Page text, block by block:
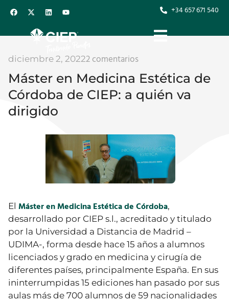
+34 657 671 540
diciembre 2, 20222 comentarios
Máster en Medicina Estética de
Córdoba de CIEP: a quién va
dirigido
El Máster en Medicina Estética de Córdoba,
desarrollado por CIEP s.l., acreditado y titulado
por la Universidad a Distancia de Madrid –
UDIMA-, forma desde hace 15 años a alumnos
licenciados y grado en medicina y cirugía de
diferentes países, principalmente España. En sus
ininterrumpidas 15 ediciones han pasado por sus
aulas más de 700 alumnos de 59 nacionalidades